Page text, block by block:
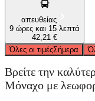
απευθείας
9 ώρες και 15 λεπτά
42,21 €
Όλες οι τιμέςΣήμερα
Βρείτε την
Μόναχο με